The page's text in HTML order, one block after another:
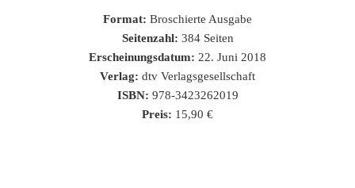
Format: Broschierte Ausgabe
Seitenzahl: 384 Seiten
Erscheinungsdatum: 22. Juni 2018
Verlag: dtv Verlagsgesellschaft
ISBN: 978-3423262019
Preis: 15,90 €